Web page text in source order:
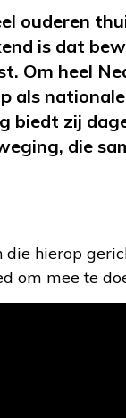
ouderen
is dat
Om heel
als
biedt zij
die
hierop
om mee te